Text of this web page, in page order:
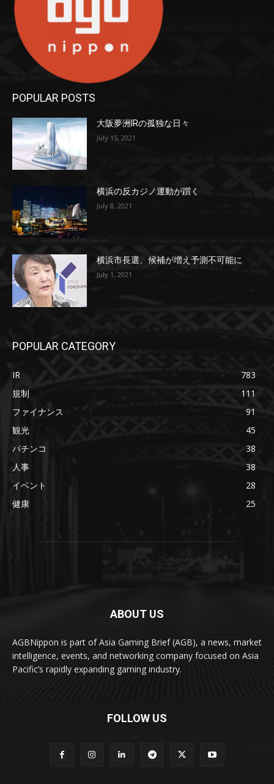
POPULAR POSTS
大阪夢洲IRの孤独な日々
July 15, 2021
横浜の反カジノ運動が躓く
July 8, 2021
横浜市長選、候補が増え予測不可能に
July 1, 2021
POPULAR CATEGORY
IR
783
規制
111
ファイナンス
91
観光
45
パチンコ
38
人事
38
イベント
28
健康
25
ABOUT US
AGBNippon is part of Asia Gaming Brief (AGB), a news, market
intelligence, events, and networking company focused on Asia
Pacific’s rapidly expanding gaming industry.
FOLLOW US